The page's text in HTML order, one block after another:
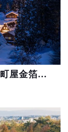
五箇山合掌村絕美光影盛宴ｘ金澤町屋金箔工藝饗宴 溫泉養生之旅再升級